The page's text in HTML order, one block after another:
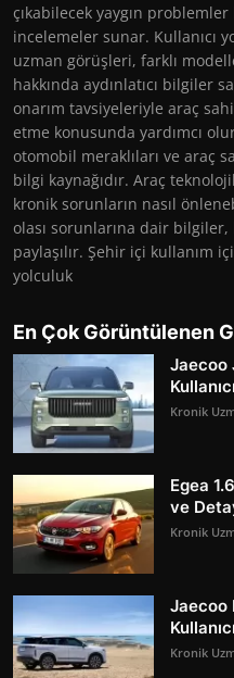
çıkabilecek yaygın
incelemeler sunar. Kullanıcı
uzman görüşleri, farklı
hakkında aydınlatıcı bilgiler
onarım tavsiyeleriyle araç
etme konusunda yardımcı
otomobil meraklıları ve araç
bilgi kaynağıdır. Araç
kronik sorunların nasıl
olası sorunlarına dair
paylaşılır. Şehir içi kullanım
yolculuk
En Çok Görüntülenen
Jaecoo
Kronik
Egea
ve
Kronik
Jaecoo
Kronik